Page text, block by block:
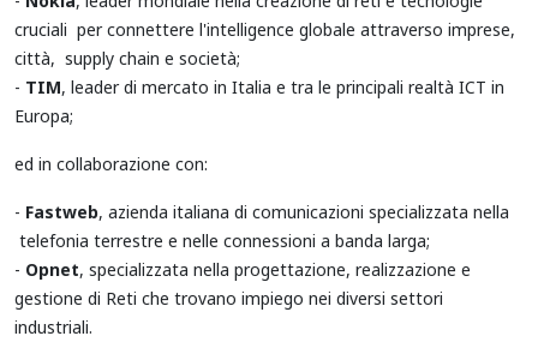
cruciali per connettere l'intelligence globale attraverso imprese,
città, supply chain e società;
- TIM, leader di mercato in Italia e tra le principali realtà ICT in
Europa;
ed in collaborazione con:
- Fastweb, azienda italiana di comunicazioni specializzata nella
telefonia terrestre e nelle connessioni a banda larga;
- Opnet, specializzata nella progettazione, realizzazione e
gestione di Reti che trovano impiego nei diversi settori
industriali.